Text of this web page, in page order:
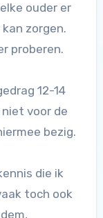
ouder er
zorgen.
proberen.
12-14
voor de
bezig.
die ik
toch ook